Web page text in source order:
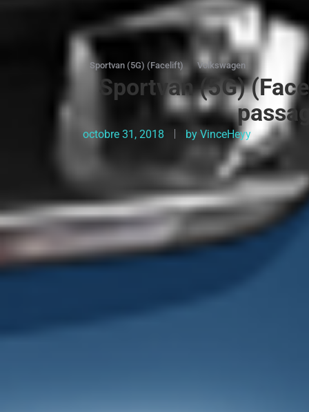
Sportvan (5G) (Facelift) Volkswagen
Sportvan (5G)
octobre 31, 2018 by VinceHeyy